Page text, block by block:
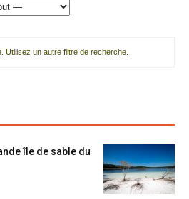
Utilisez un autre filtre de recherche.
île de sable du